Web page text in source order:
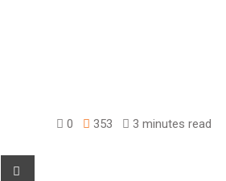
0 353 3 minutes read
Share